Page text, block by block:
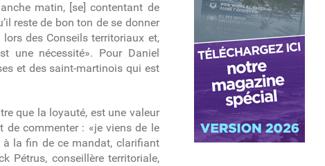
matin, [se] contentant de
reste de bon ton de se donner
lors des Conseils territoriaux et,
une nécessité». Pour Daniel
et des saint-martinois qui est
que la loyauté, est une valeur
de commenter : «je viens de le
la fin de ce mandat, clarifiant
Pétrus, conseillère territoriale,